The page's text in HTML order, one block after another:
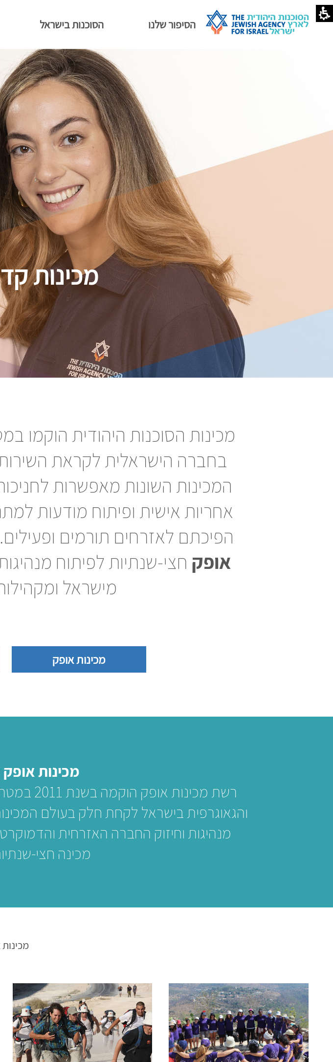
הסיפור שלנו הסוכנות בישראל
מכינות
מכינות הסוכנות היהודית הוקמו
בחברה הישראלית לקראת השירות
המכינות השונות מאפשרות
אחריות אישית ופיתוח מודעות
הפיכתם לאזרחים תורמים
אופק חצי-שנתיות לפיתוח
מישראל
מכינות אופק
מכינות
רשת
והגאוגרפית בישראל לקחת חלק בעולם
מנהיגות וחיזוק החברה האזרחית
מכינה חצי-